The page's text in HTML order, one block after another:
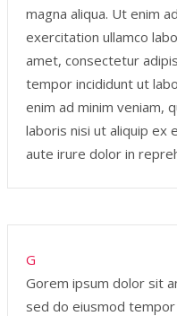
magna aliqua. Ut enim
exercitation ullamco
amet, consectetur
tempor incididunt ut
enim ad minim veniam,
laboris nisi ut aliquip ex
aute irure dolor in
G
Gorem ipsum dolor sit
sed do eiusmod